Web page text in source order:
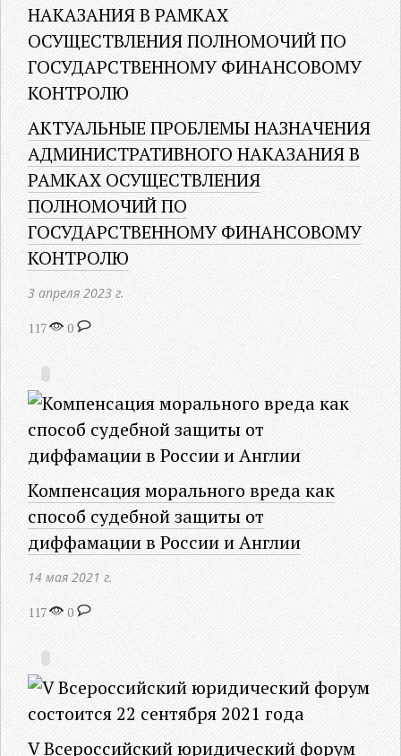
АКТУАЛЬНЫЕ ПРОБЛЕМЫ НАЗНАЧЕНИЯ
АДМИНИСТРАТИВНОГО НАКАЗАНИЯ В
РАМКАХ ОСУЩЕСТВЛЕНИЯ
ПОЛНОМОЧИЙ ПО
ГОСУДАРСТВЕННОМУ ФИНАНСОВОМУ
КОНТРОЛЮ
3 апреля 2023 г.
117 0
Компенсация морального вреда как
способ судебной защиты от
диффамации в России и Англии
14 мая 2021 г.
117 0
V Всероссийский юридический форум